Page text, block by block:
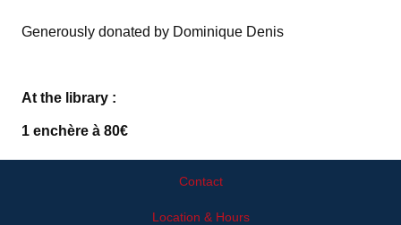
Generously donated by Dominique Denis
At the library :
1 enchère à 80€
Contact
Location & Hours